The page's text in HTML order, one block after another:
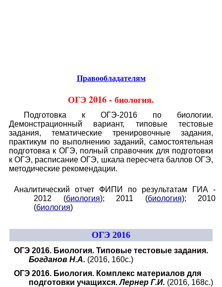
Правообладателям
ОГЭ 2016 - биология.
Подготовка к ОГЭ-2016 по биологии.
Демонстрационный вариант, типовые тестовые
задания, тематические тренировочные задания,
практикум по выполнению заданий, самостоятельная
подготовка к ОГЭ, полный справочник для подготовки
к ОГЭ, расписание ОГЭ, шкала пересчета баллов ОГЭ,
методические рекомендации.
Аналитический отчет ФИПИ по результатам ГИА -
2012 (биология); 2011 (биология); 2010
(биология)
ОГЭ 2016
ОГЭ 2016. Биология. Типовые тестовые задания.
Богданов Н.А. (2016, 160с.)
ОГЭ 2016. Биология. Комплекс материалов для
подготовки учащихся.Лернер Г.И. (2016, 168с.)